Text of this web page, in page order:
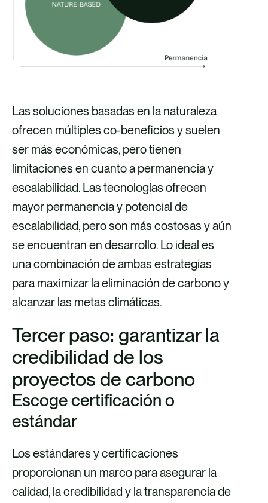
Las soluciones basadas en la naturaleza
ofrecen múltiples co-beneficios y suelen
ser más económicas, pero tienen
limitaciones en cuanto a permanencia y
escalabilidad. Las tecnologías ofrecen
mayor permanencia y potencial de
escalabilidad, pero son más costosas y aún
se encuentran en desarrollo. Lo ideal es
una combinación de ambas estrategias
para maximizar la eliminación de carbono y
alcanzar las metas climáticas.
Tercer paso: garantizar la
credibilidad de los
proyectos de carbono
Escoge certificación o
estándar
Los estándares y certificaciones
proporcionan un marco para asegurar la
calidad, la credibilidad y la transparencia de